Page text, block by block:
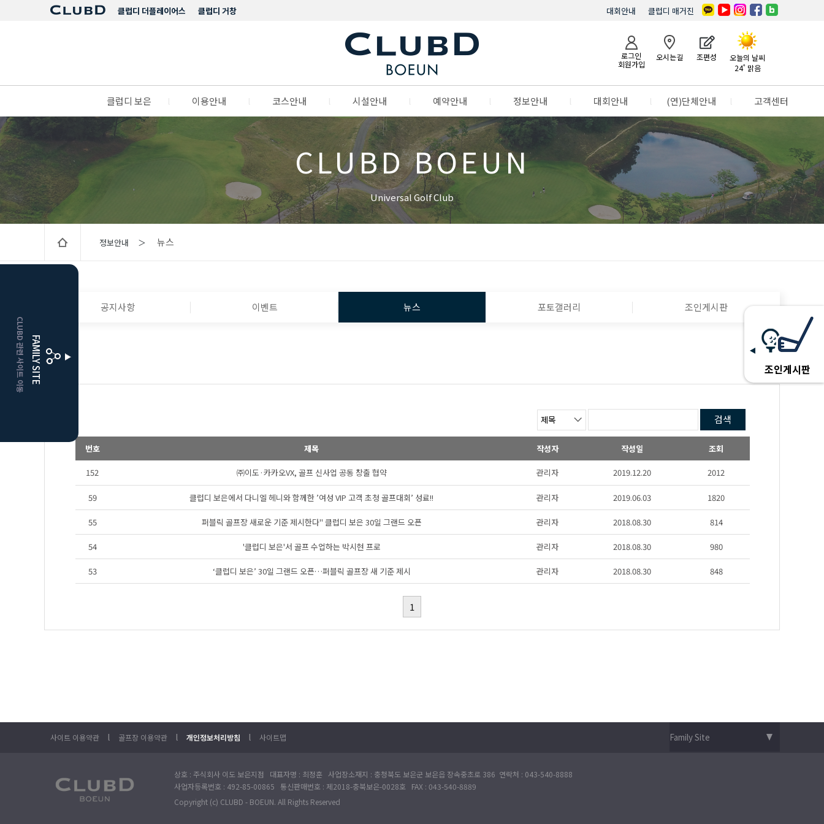
클럽디 거창
클럽디 더플레이어스 클럽디 매거진
대회안내
로그인
회원가입
오시는길 조편성
오늘의 날씨
24˚ 맑음
클럽디 보은 이용안내 코스안내 시설안내 예약안내 정보안내 대회안내 (연)단체안내 고객센터
CLUBD BOEUN
Universal Golf Club
FAMILY SITE
CLUBD 관련 사이트 이동
클럽디더플레이어스 조인게시판
정보안내 ＞ 뉴스
공지사항 이벤트 뉴스 포토갤러리 조인게시판
뉴스
검색
번호 제목 작성자 작성일 조회
152 ㈜이도·카카오VX, 골프 신사업 공동 창출 협약 관리자 2019.12.20 2012
59 클럽디 보은에서 다니엘 헤니와 함께한 ’여성 VIP 고객 초청 골프대회’ 성료!! 관리자 2019.06.03 1820
55 퍼블릭 골프장 새로운 기준 제시한다" 클럽디 보은 30일 그랜드 오픈 관리자 2018.08.30 814
54 '클럽디 보은'서 골프 수업하는 박시현 프로 관리자 2018.08.30 980
53 ‘클럽디 보은’ 30일 그랜드 오픈…퍼블릭 골프장 새 기준 제시 관리자 2018.08.30 848
1
사이트 이용약관 l 골프장 이용약관 l 개인정보처리방침 l 사이트맵
상호 : 주식회사 이도 보은지점 대표자명 : 최정훈 사업장소재지 : 충청북도 보은군 보은읍 장속중초로 386 연락처 : 043-540-8888
사업자등록번호 : 492-85-00865 통신판매번호 : 제2018-충북보은-0028호 FAX : 043-540-8889
Copyright (c) CLUBD - BOEUN. All Rights Reserved